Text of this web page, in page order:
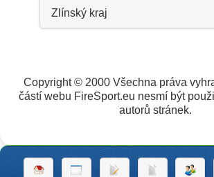
Zlínský kraj
Copyright © 2000 Všechna práva
částí webu FireSport.eu nesmí být
autorů stránek.